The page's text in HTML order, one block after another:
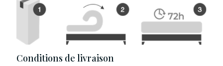
Conditions de livraison